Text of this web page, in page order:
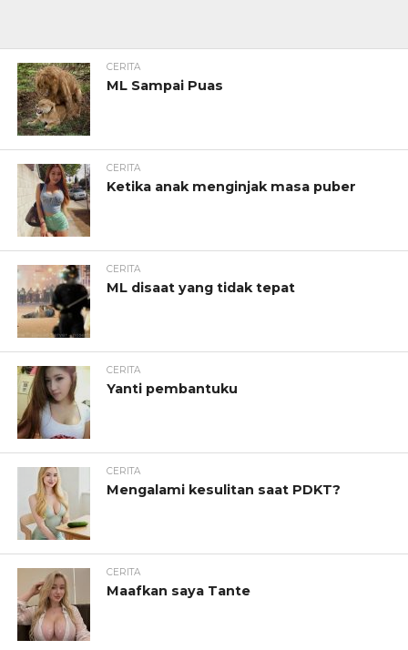
CERITA
ML Sampai Puas
CERITA
Ketika anak menginjak masa puber
CERITA
ML disaat yang tidak tepat
CERITA
Yanti pembantuku
CERITA
Mengalami kesulitan saat PDKT?
CERITA
Maafkan saya Tante